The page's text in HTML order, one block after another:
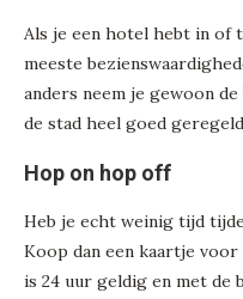
Als je een hotel hebt in of
meeste
anders neem je gewoon de
de stad heel goed
Hop on hop off
Heb je echt weinig tijd
Koop dan een kaartje voor
is 24 uur geldig en met de